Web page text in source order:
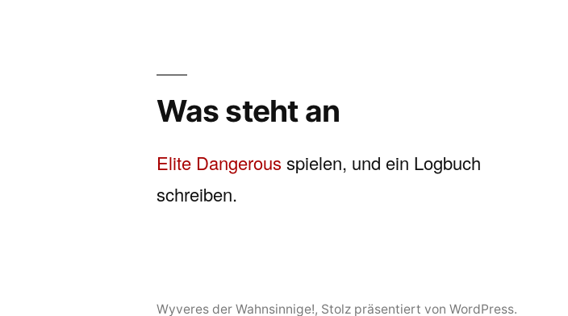
Was steht an
Elite Dangerous spielen, und ein Logbuch
schreiben.
Wyveres der Wahnsinnige!, Stolz präsentiert von WordPress.